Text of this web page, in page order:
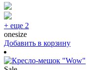
+ еще 2
onesize
Добавить в корзину